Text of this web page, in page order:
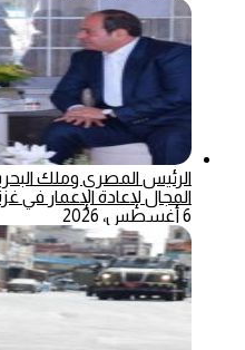
الرئيس المصري وملك
المجال لإعادة الإعمار في
6 أغسطس، 2026